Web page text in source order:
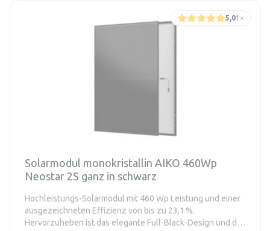
5,01 ×
Solarmodul monokristallin AIKO 460Wp
Neostar 2S ganz in schwarz
Hochleistungs-Solarmodul mit 460 Wp Leistung und einer
ausgezeichneten Effizienz von bis zu 23,1 %.
Hervorzuheben ist das elegante Full-Black-Design und die